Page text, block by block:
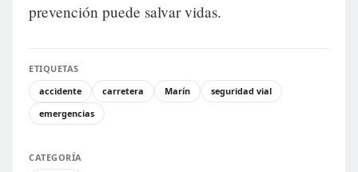
prevención puede salvar vidas.
ETIQUETAS
accidente
carretera Marín
seguridad vial
emergencias
CATEGORÍA